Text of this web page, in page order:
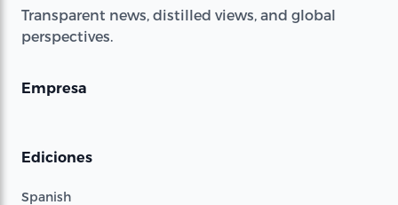
Transparent news, distilled views, and global
perspectives.
Empresa
Ediciones
Spanish